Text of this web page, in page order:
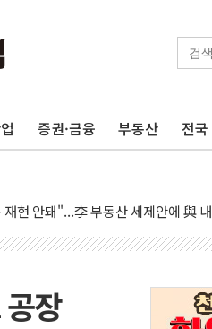
증권·금융 부동산 전국
학생 총기 난사...최소 7명 사망
현 안돼"...李 부동산 세제안에 與
'대구 프리미엄 아울렛' 건립 '본궤도'
인에게 흉기 휘두른 30대 세입자…
업이익 30억원
장